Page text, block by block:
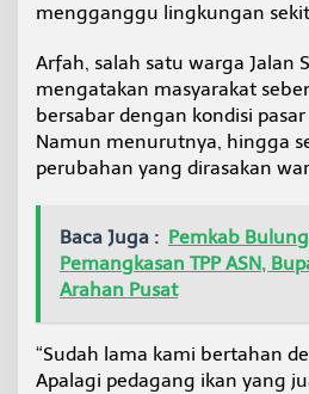
a
l
a
k
u
k
P
e
n
a
n
mengganggu lingkungan
Arfah, salah satu warga Jalan
mengatakan masyarakat
bersabar dengan kondisi
Namun menurutnya, hingga
perubahan yang dirasakan
Baca Juga : Pemkab
Pemangkasan TPP ASN,
Arahan Pusat
“Sudah lama kami bertahan
Apalagi pedagang ikan yang